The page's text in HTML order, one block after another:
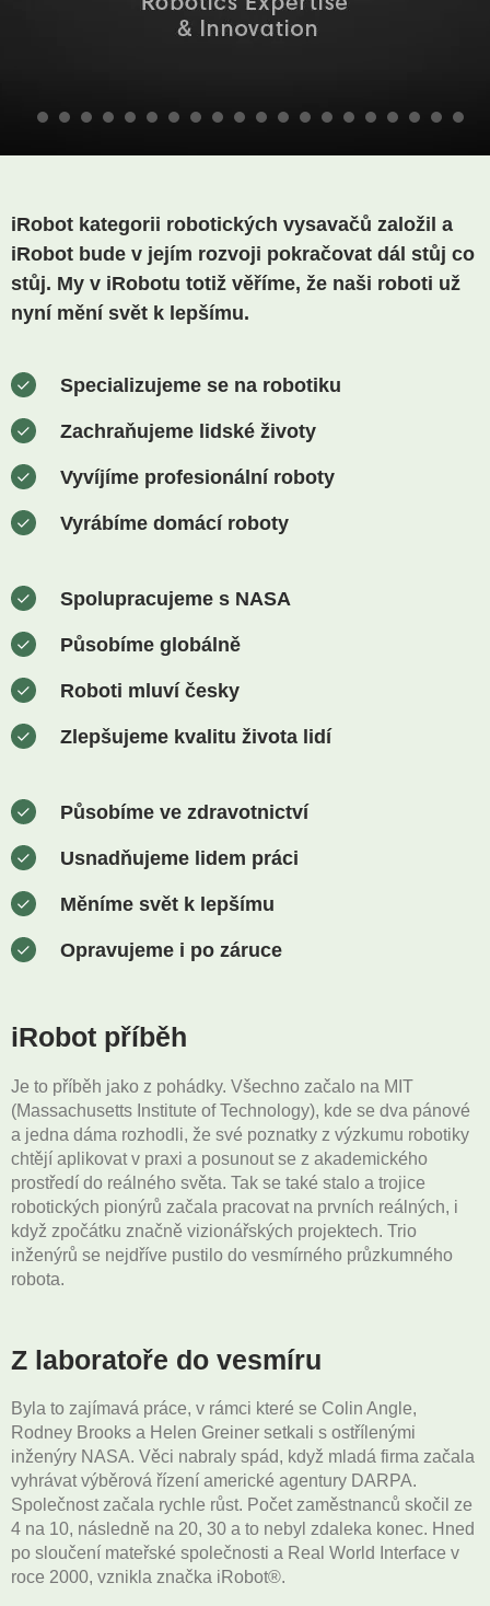
iRobot kategorii robotických vysavačů založil a
iRobot bude v jejím rozvoji pokračovat dál stůj co
stůj. My v iRobotu totiž věříme, že naši roboti už
nyní mění svět k lepšímu.
Specializujeme se na robotiku
Zachraňujeme lidské životy
Vyvíjíme profesionální roboty
Vyrábíme domácí roboty
Spolupracujeme s NASA
Působíme globálně
Roboti mluví česky
Zlepšujeme kvalitu života lidí
Působíme ve zdravotnictví
Usnadňujeme lidem práci
Měníme svět k lepšímu
Opravujeme i po záruce
iRobot příběh
Je to příběh jako z pohádky. Všechno začalo na MIT
(Massachusetts Institute of Technology), kde se dva pánové
a jedna dáma rozhodli, že své poznatky z výzkumu robotiky
chtějí aplikovat v praxi a posunout se z akademického
prostředí do reálného světa. Tak se také stalo a trojice
robotických pionýrů začala pracovat na prvních reálných, i
když zpočátku značně vizionářských projektech. Trio
inženýrů se nejdříve pustilo do vesmírného průzkumného
robota.
Z laboratoře do vesmíru
Byla to zajímavá práce, v rámci které se Colin Angle,
Rodney Brooks a Helen Greiner setkali s ostřílenými
inženýry NASA. Věci nabraly spád, když mladá firma začala
vyhrávat výběrová řízení americké agentury DARPA.
Společnost začala rychle růst. Počet zaměstnanců skočil ze
4 na 10, následně na 20, 30 a to nebyl zdaleka konec. Hned
po sloučení mateřské společnosti a Real World Interface v
roce 2000, vznikla značka iRobot®.